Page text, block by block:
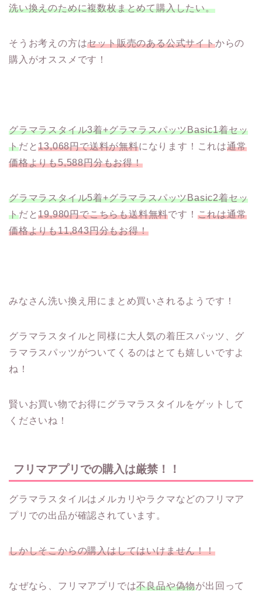
洗い換えのために複数枚まとめて購入したい。
そうお考えの方はセット販売のある公式サイトからの
購入がオススメです！
グラマラスタイル3着+グラマラスパッツBasic1着セッ
トだと13,068円で送料が無料になります！これは通常
価格よりも5,588円分もお得！
グラマラスタイル5着+グラマラスパッツBasic2着セッ
トだと19,980円でこちらも送料無料です！ これは通常
価格よりも11,843円分もお得！
みなさん洗い換え用にまとめ買いされるようです！
グラマラスタイルと同様に大人気の着圧スパッツ、グ
ラマラスパッツがついてくるのはとても嬉しいですよ
ね！
賢いお買い物でお得にグラマラスタイルをゲットして
くださいね！
フリマアプリでの購入は厳禁！！
グラマラスタイルはメルカリやラクマなどのフリマア
プリでの出品が確認されています。
しかしそこからの購入はしてはいけません！！
なぜなら、フリマアプリでは不良品や偽物が出回って